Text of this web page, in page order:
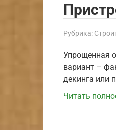
Рубрика:
Упрощенная
вариант –
декинга или
Читать